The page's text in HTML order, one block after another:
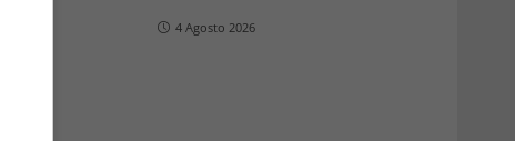
4 Agosto 2026